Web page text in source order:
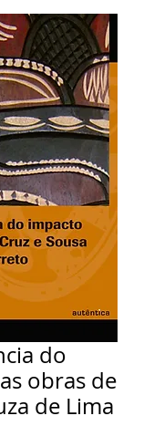
do
obras de
de Lima